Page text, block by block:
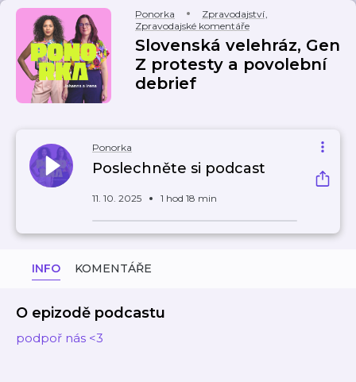
Ponorka Zpravodajství,
Zpravodajské komentáře
Slovenská velehráz, Gen
Z protesty a povolební
debrief
Ponorka
Poslechněte si podcast
11. 10. 2025 1 hod 18 min
INFO KOMENTÁŘE
O epizodě podcastu
podpoř nás <3